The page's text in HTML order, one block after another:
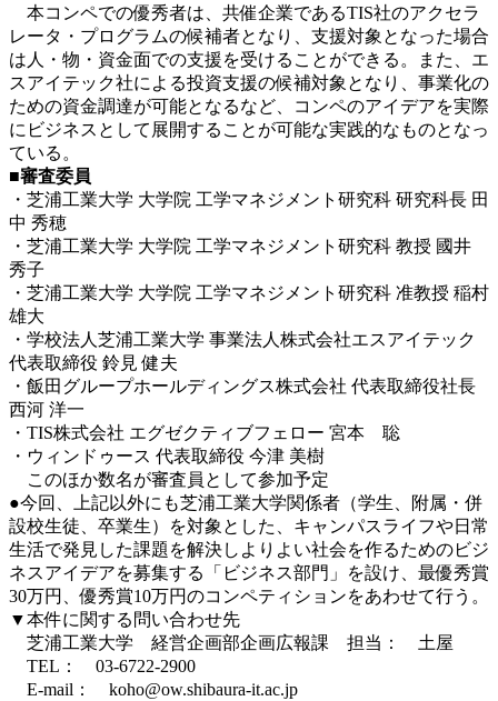
本コンペでの優秀者は、共催企業であるTIS社のアクセラ
レータ・プログラムの候補者となり、支援対象となった場合
は人・物・資金面での支援を受けることができる。また、エ
スアイテック社による投資支援の候補対象となり、事業化の
ための資金調達が可能となるなど、コンペのアイデアを実際
にビジネスとして展開することが可能な実践的なものとなっ
ている。
■審査委員
・芝浦工業大学 大学院 工学マネジメント研究科 研究科長 田
中 秀穂
・芝浦工業大学 大学院 工学マネジメント研究科 教授 國井
秀子
・芝浦工業大学 大学院 工学マネジメント研究科 准教授 稲村
雄大
・学校法人芝浦工業大学 事業法人株式会社エスアイテック
代表取締役 鈴見 健夫
・飯田グループホールディングス株式会社 代表取締役社長
西河 洋一
・TIS株式会社 エグゼクティブフェロー 宮本 聡
・ウィンドゥース 代表取締役 今津 美樹
このほか数名が審査員として参加予定
●今回、上記以外にも芝浦工業大学関係者（学生、附属・併
設校生徒、卒業生）を対象とした、キャンパスライフや日常
生活で発見した課題を解決しよりよい社会を作るためのビジ
ネスアイデアを募集する「ビジネス部門」を設け、最優秀賞
30万円、優秀賞10万円のコンペティションをあわせて行う。
▼本件に関する問い合わせ先
芝浦工業大学 経営企画部企画広報課 担当： 土屋
TEL： 03-6722-2900
E-mail： koho@ow.shibaura-it.ac.jp